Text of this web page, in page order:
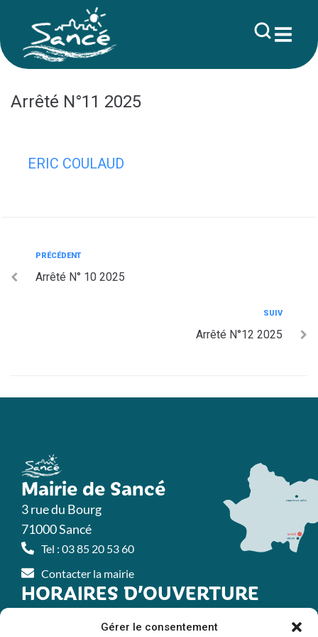
Gérer le consentement
Arrêté N°11 2025
ERIC COULAUD
PRÉCÉDENT
Arrêté N° 10 2025
SUIV
Arrêté N°12 2025
Mairie de Sancé
3 rue du Bourg
71000 Sancé
Tel : 03 85 20 53 60
Contacter la mairie
HORAIRES D’OUVERTURE
MAIRIE